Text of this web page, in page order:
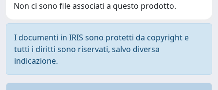
Non ci sono file associati a questo prodotto.
I documenti in IRIS sono protetti da copyright e
tutti i diritti sono riservati, salvo diversa
indicazione.